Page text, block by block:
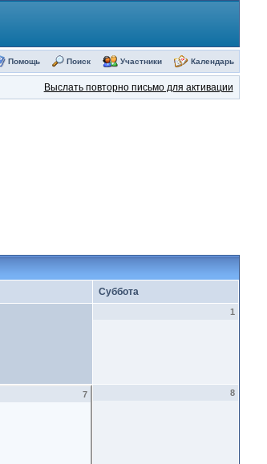
Помощь Поиск Участники Календарь
Выслать повторно письмо для активации
Суббота
1
7 8